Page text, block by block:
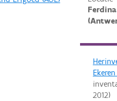
2012)